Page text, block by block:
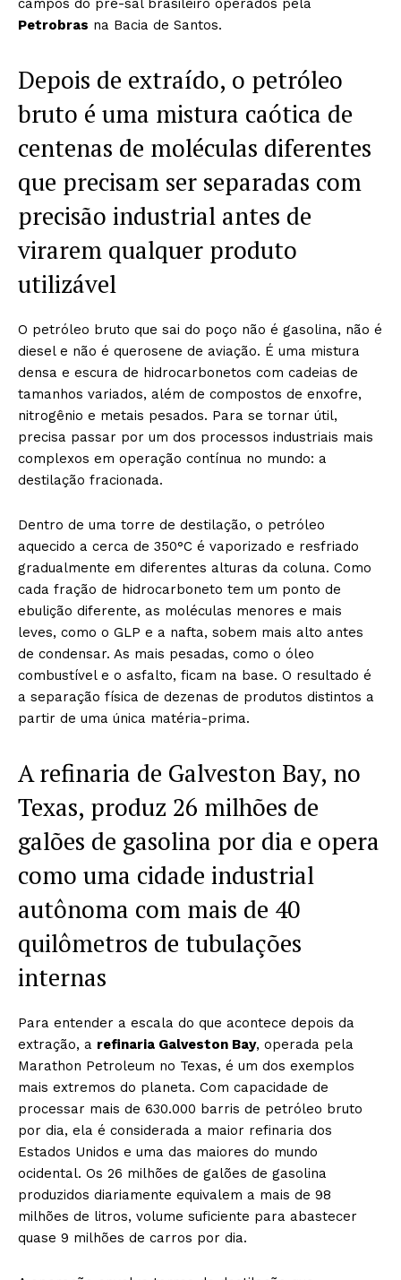
campos do pré-sal brasileiro operados pela
Petrobras na Bacia de Santos.
Depois de extraído, o petróleo
bruto é uma mistura caótica de
centenas de moléculas diferentes
que precisam ser separadas com
precisão industrial antes de
virarem qualquer produto
utilizável
O petróleo bruto que sai do poço não é gasolina, não é
diesel e não é querosene de aviação. É uma mistura
densa e escura de hidrocarbonetos com cadeias de
tamanhos variados, além de compostos de enxofre,
nitrogênio e metais pesados. Para se tornar útil,
precisa passar por um dos processos industriais mais
complexos em operação contínua no mundo: a
destilação fracionada.
Dentro de uma torre de destilação, o petróleo
aquecido a cerca de 350°C é vaporizado e resfriado
gradualmente em diferentes alturas da coluna. Como
cada fração de hidrocarboneto tem um ponto de
ebulição diferente, as moléculas menores e mais
leves, como o GLP e a nafta, sobem mais alto antes
de condensar. As mais pesadas, como o óleo
combustível e o asfalto, ficam na base. O resultado é
a separação física de dezenas de produtos distintos a
partir de uma única matéria-prima.
A refinaria de Galveston Bay, no
Texas, produz 26 milhões de
galões de gasolina por dia e opera
como uma cidade industrial
autônoma com mais de 40
quilômetros de tubulações
internas
Para entender a escala do que acontece depois da
extração, a refinaria Galveston Bay, operada pela
Marathon Petroleum no Texas, é um dos exemplos
mais extremos do planeta. Com capacidade de
processar mais de 630.000 barris de petróleo bruto
por dia, ela é considerada a maior refinaria dos
Estados Unidos e uma das maiores do mundo
ocidental. Os 26 milhões de galões de gasolina
produzidos diariamente equivalem a mais de 98
milhões de litros, volume suficiente para abastecer
quase 9 milhões de carros por dia.